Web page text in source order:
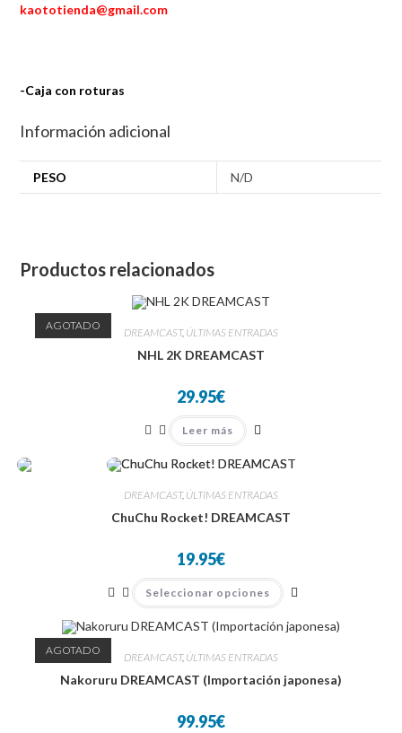
kaototienda@gmail.com
-Caja con roturas
Información adicional
PESO N/D
Productos relacionados
AGOTADO
DREAMCAST, ÚLTIMAS ENTRADAS
NHL 2K DREAMCAST
29.95€
Leer más
DREAMCAST, ÚLTIMAS ENTRADAS
ChuChu Rocket! DREAMCAST
19.95€
Seleccionar opciones
múltiples
variantes.
pueden
AGOTADO
DREAMCAST, ÚLTIMAS ENTRADAS
Nakoruru DREAMCAST (Importación japonesa)
99.95€